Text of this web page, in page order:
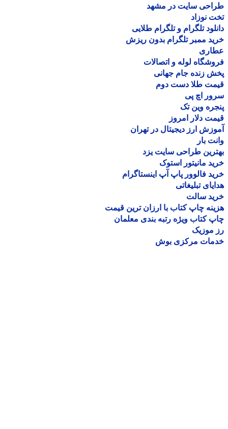
سایت در مشهد
نوزاد
تلگرام و تلگرام طلایی
ممبر تلگرام بدون ریزش
لوله و اتصالات
زنده جام جهانی
طلا دست دوم
اچ پی
وین تک
دلار امروز
ارز دیجیتال در تهران
بار
طراحی سایت یزد
مانیتور استوک
فالوور پاپ آپ اینستاگرام
تبلیغاتی
سالت
چاپ کتاب با ارزان ترین قیمت
کتاب ویژه رتبه بندی معلمان
موزیک
مرکزی بوش